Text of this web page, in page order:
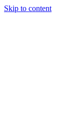
Skip to content